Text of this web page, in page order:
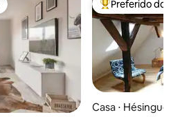
Entre os
Preferido dos
Casa ⋅ Hésingue